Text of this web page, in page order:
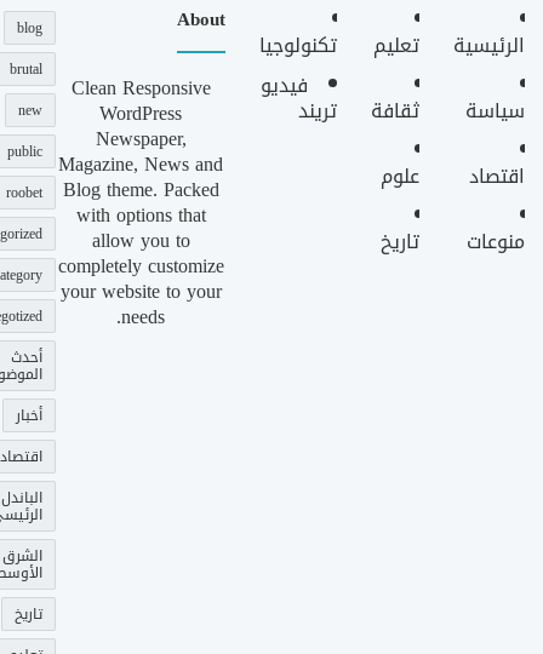
الرئيسية
سياسة
اقتصاد
منوعات
تعليم
ثقافة
علوم
تاريخ
تكنولوجيا
فيديو
تريند
About
Clean Responsive
WordPress
Newspaper,
Magazine, News and
Blog theme. Packed
with options that
allow you to
completely customize
your website to your
needs.
blog
brutal
new
public
roobet
أحدث
أخبار
اقتصاد
الباندل
الشرق
تاريخ